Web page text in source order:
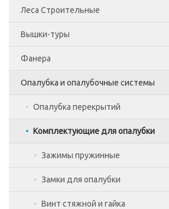
Леса Строительные
Леса рамные
Помосты
Сетка фасадная
Хомутовые леса
Комплектующие к ЛРСП
Вышки-туры
Вышка-тура ВСП-250/0.7
Вышка-тура ВСП-250/1.2
Вышка -тура ВСП-250/2.0
Фанера
Фанера Россия
Фанера ламинированная 18 мм
Фанера ламинированная 21 мм
Фанера Китай
Опалубка и опалубочные системы
Опалубка перекрытий
Комплектующие для опалубки
Зажимы пружинные
Замки для опалубки
Винт стяжной и гайка